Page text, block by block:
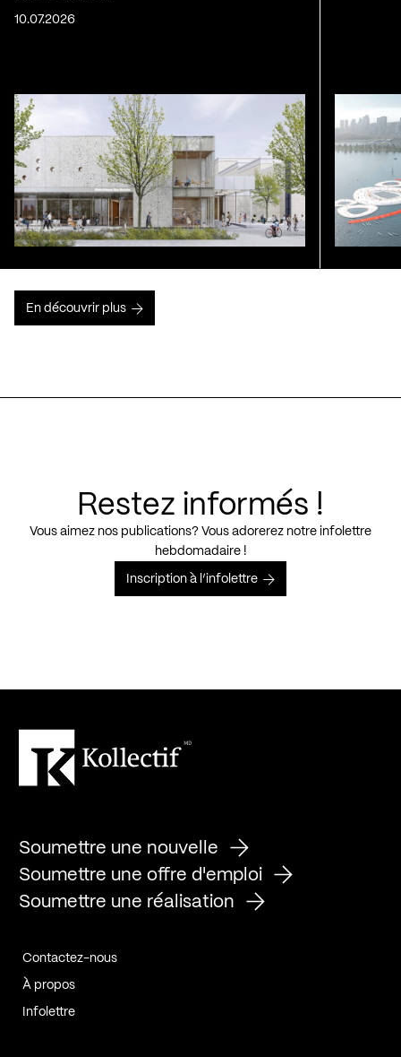
10.07.2026
En découvrir plus
Restez informés !
Vous aimez nos publications? Vous adorerez notre infolettre
hebdomadaire !
Inscription à l’infolettre
Soumettre une nouvelle
Soumettre une offre d'emploi
Soumettre une réalisation
Contactez-nous
À propos
Infolettre